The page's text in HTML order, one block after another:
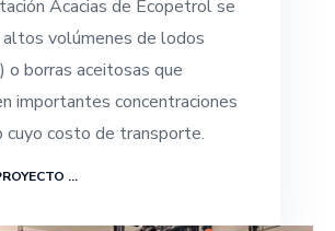
Acacias de Ecopetrol se
altos volúmenes de lodos
o borras aceitosas que
importantes concentraciones
cuyo costo de transporte.
...